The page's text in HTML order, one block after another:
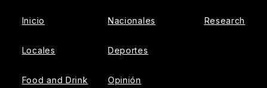
Inicio
Locales
Food and Drink
Nacionales
Deportes
Opinión
Research